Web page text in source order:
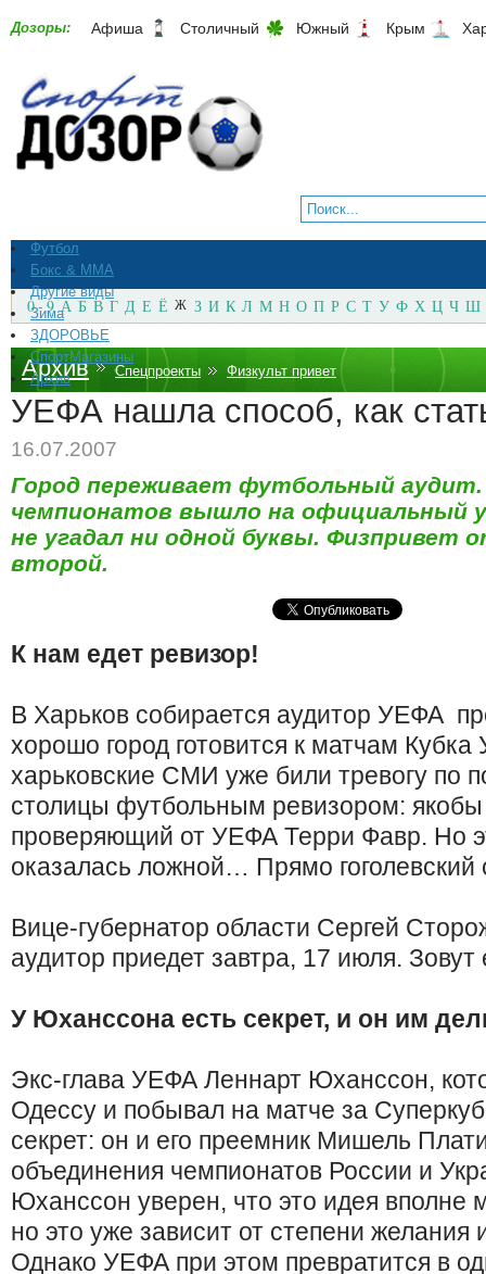
Дозоры: Афиша Столичный Южный Крым
Футбол
Бокс & ММА
Другие виды
Зима
ЗДОРОВЬЕ
СпортМагазины
Архив
0 - 9 А Б В Г Д Е Ё Ж З И К Л М Н О П Р С Т У Ф Х Ц Ч Ш
Архив Спецпроекты Физкульт привет
УЕФА нашла способ, как
16.07.2007
Город переживает футбольный аудит.
чемпионатов вышло на официальный
не угадал ни одной буквы. Физпривет
второй.
К нам едет ревизор!
В Харьков собирается аудитор УЕФА
хорошо город готовится к матчам
харьковские СМИ уже били тревогу по
столицы футбольным ревизором:
проверяющий от УЕФА Терри Фавр. Но
оказалась ложной… Прямо гоголевский
Вице-губернатор области Сергей
аудитор приедет завтра, 17 июля.
У Юханссона есть секрет, и он им
Экс-глава УЕФА Леннарт Юханссон,
Одессу и побывал на матче за
секрет: он и его преемник Мишель
объединения чемпионатов России и
Юханссон уверен, что это идея вполне
но это уже зависит от степени желания
Однако УЕФА при этом превратится в